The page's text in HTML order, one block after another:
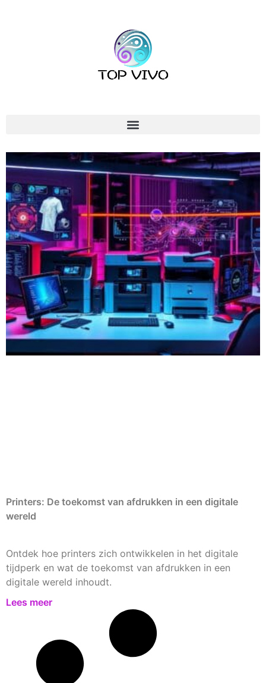
Printers: De toekomst van afdrukken in een digitale
wereld
Ontdek hoe printers zich ontwikkelen in het digitale
tijdperk en wat de toekomst van afdrukken in een
digitale wereld inhoudt.
Lees meer